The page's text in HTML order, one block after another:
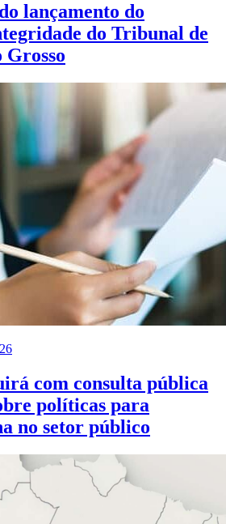
lançamento do
do Tribunal de
Grosso
com consulta pública
políticas para
no setor público